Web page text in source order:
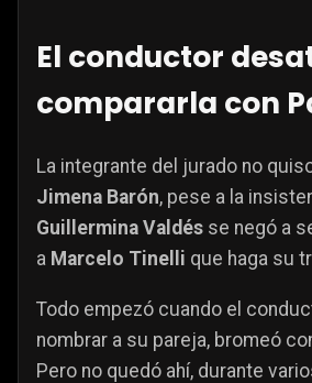
El conductor
compararla con
La integrante del jurado no
Jimena Barón, pese a la
Guillermina Valdés se negó a
a Marcelo Tinelli que haga su
Todo empezó cuando el
nombrar a su pareja, bromeó
Pero no quedó ahí, durante